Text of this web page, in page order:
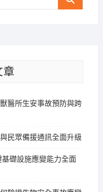
章
醫所生安事故預防與跨
民眾備援通訊全面升級
礎設施應變能力全面